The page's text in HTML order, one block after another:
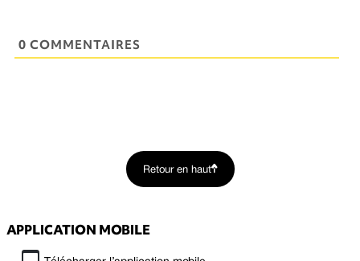
0 COMMENTAIRES
Retour en haut
APPLICATION MOBILE